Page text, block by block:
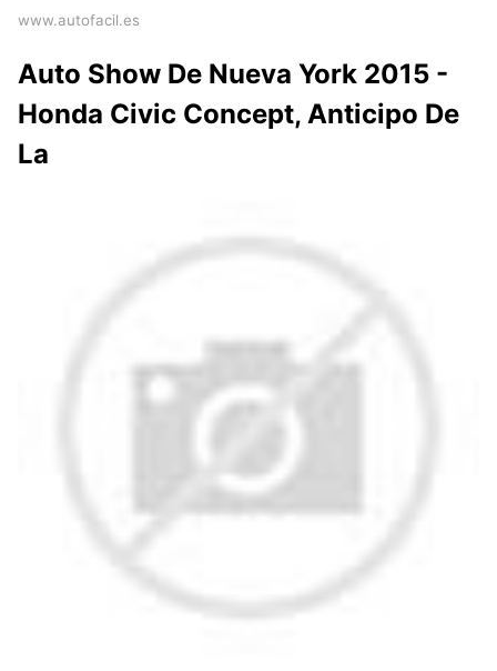
www.autofacil.es
Auto Show De Nueva York 2015 -
Honda Civic Concept, Anticipo De
La